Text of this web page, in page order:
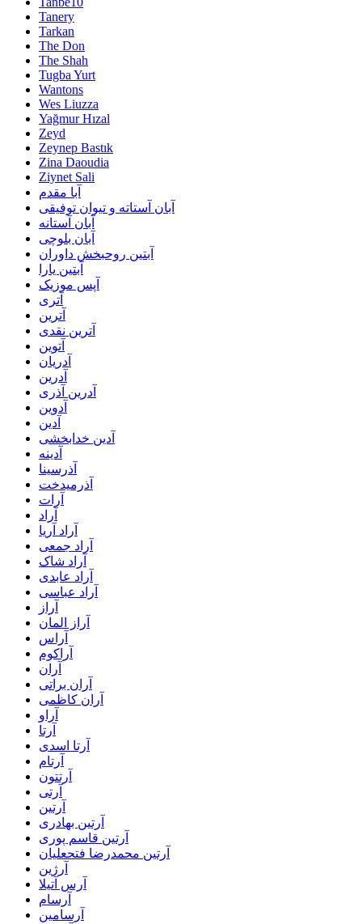
Tanery
Tarkan
The Don
The Shah
Tugba Yurt
Wantons
Wes Liuzza
Yağmur Hızal
Zeyd
Zeynep Bastık
Zina Daoudia
Ziynet Sali
آبا مقدم
آبان آستاته و تیوان توفیقی
آبان آستانه
آبان بلوچی
آبتین روحبخش داوران
آبتین یارا
آپس موزیک
آتری
آترین
آترین نقدی
آتوین
آدریان
آدرین
آدرین آذری
آدوین
آدین
آدین خدابخشی
آدینه
آذرسینا
آذرمیدخت
آرات
آراد
آراد آریا
آراد جمعی
آراد شاک
آراد عابدی
آراد عباسی
آراز
آراز المان
آراس
آراکوم
آران
آران براتی
آران کاظمی
آراو
آرتا
آرتا اسدی
آرتام
آرتتون
آرتی
آرتین
آرتین بهادری
آرتین قاسم پوری
آرتین محمدرضا فتحعلیان
آرژین
آرس آتیلا
آرسام
آرسامین